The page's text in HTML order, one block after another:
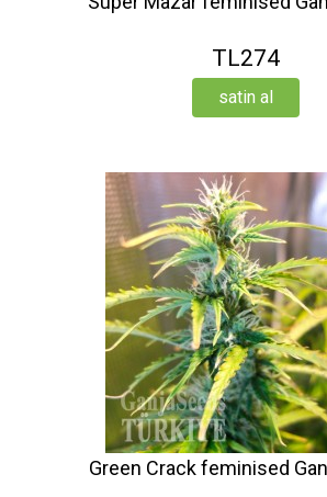
TL274
satin al
Green Crack feminised